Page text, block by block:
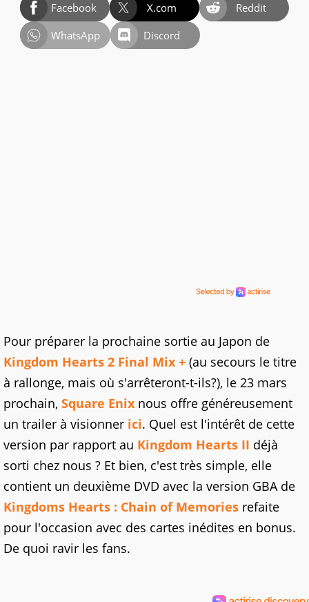
Facebook X.com
Reddit
WhatsApp
Discord
Pour préparer la prochaine sortie au Japon de
Kingdom Hearts 2 Final Mix + (au secours le titre
à rallonge, mais où s'arrêteront-t-ils?), le 23 mars
prochain, Square Enix nous offre généreusement
un trailer à visionner ici. Quel est l'intérêt de cette
version par rapport au Kingdom Hearts II déjà
sorti chez nous ? Et bien, c'est très simple, elle
contient un deuxième DVD avec la version GBA de
Kingdoms Hearts : Chain of Memories refaite
pour l'occasion avec des cartes inédites en bonus.
De quoi ravir les fans.